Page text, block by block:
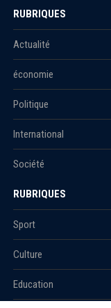
RUBRIQUES
Actualité
économie
Politique
International
Société
RUBRIQUES
Sport
Culture
Education